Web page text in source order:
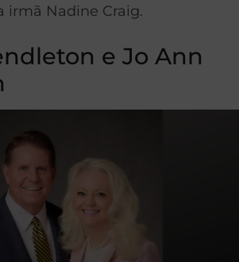
irmã Nadine Craig.
e Jo Ann